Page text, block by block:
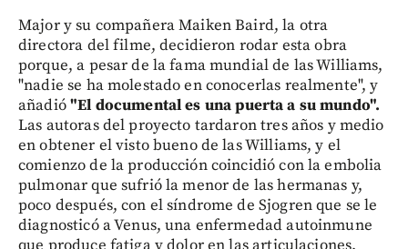
Major y su compañera Maiken Baird, la otra
directora del filme, decidieron rodar esta obra
porque, a pesar de la fama mundial de las Williams,
"nadie se ha molestado en conocerlas realmente", y
añadió"El documental es una puerta a su mundo".
Las autoras del proyecto tardaron tres años y medio
en obtener el visto bueno de las Williams, y el
comienzo de la producción coincidió con la embolia
pulmonar que sufrió la menor de las hermanas y,
poco después, con el síndrome de Sjogren que se le
diagnosticó a Venus, una enfermedad autoinmune
que produce fatiga y dolor en las articulaciones.